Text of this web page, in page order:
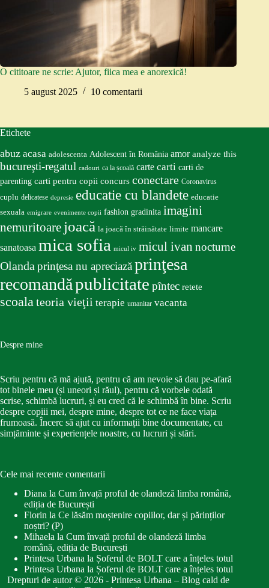
O cititoare ne scrie: Ajutor, fiica mea e anorexică!
5 august 2025
10 comentarii
Etichete
abuz acasa adolescenta Adolescent în România amor analyze this
bucureşti-regatul cadouri ca la școală carte carti carti de
parenting carti pentru copii concurs conectare Coronavirus
cuplu delicatese depresie educatie cu blandete educatie
sexuala emigrare evenimente copii fashion gradinita imagini
nemuritoare joacă la joacă în străinătate limite mancare
sanatoasa mica sofia micul iv micul ivan nocturne
Olanda prinţesa nu apreciază prinţesa
recomandăpublicitate pîntec retete
scoala teoria vieţii terapie umanitar vacanta
Despre mine
Scriu pentru că mă ajută, pentru că am nevoie să dau pe-afară
tot binele meu (și uneori și răul), pentru că vorbele odată
scrise, schimbă lucruri, și eu cred că le schimbă în bine. Scriu
despre copiii mei, despre mine, despre tot ce ne face viața
frumoasă. Încerc să ajut cu informații bine documentate, cu
simțăminte și experiențele noastre, cu lucruri și stări.
Cele mai recente comentarii
Diana la Cum învață proful de olandeză limba română,
ediția de București
Florin la Ce lăsăm moștenire copiilor, dar și părinților
noștri? (P)
Mihaela la Cum învață proful de olandeză limba
română, ediția de București
Printesa Urbana la Șoferul de BOLT care a înțeles totul
Printesa Urbana la Șoferul de BOLT care a înțeles totul
Drepturi de autor © 2026 - Printesa Urbana – Blog cald de